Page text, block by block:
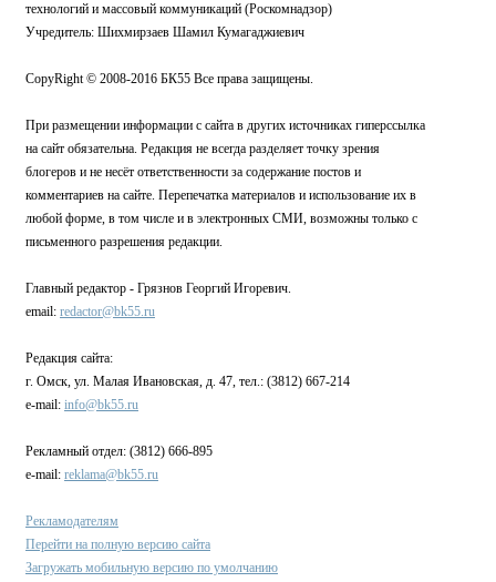
технологий и массовый коммуникаций (Роскомнадзор)
Учредитель: Шихмирзаев Шамил Кумагаджиевич
CopyRight © 2008-2016 БК55 Все права защищены.
При размещении информации с сайта в других источниках гиперссылка
на сайт обязательна. Редакция не всегда разделяет точку зрения
блогеров и не несёт ответственности за содержание постов и
комментариев на сайте. Перепечатка материалов и использование их в
любой форме, в том числе и в электронных СМИ, возможны только с
письменного разрешения редакции.
Главный редактор - Грязнов Георгий Игоревич.
email: redactor@bk55.ru
Редакция сайта:
г. Омск, ул. Малая Ивановская, д. 47, тел.: (3812) 667-214
e-mail: info@bk55.ru
Рекламный отдел: (3812) 666-895
e-mail: reklama@bk55.ru
Рекламодателям
Перейти на полную версию сайта
Загружать мобильную версию по умолчанию